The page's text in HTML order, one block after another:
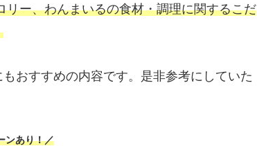
ー、わんまいるの食材・調理に関するこだ
おすすめの内容です。是非参考にしていた
ンあり！／